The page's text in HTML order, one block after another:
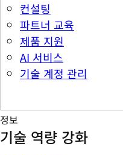
컨설팅
파트너 교육
제품 지원
AI 서비스
기술 계정 관리
정보
기술 역량 강화